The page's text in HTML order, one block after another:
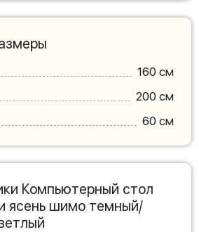
160 см
200 см
60 см
Компьютерный стол
ясень шимо темный/